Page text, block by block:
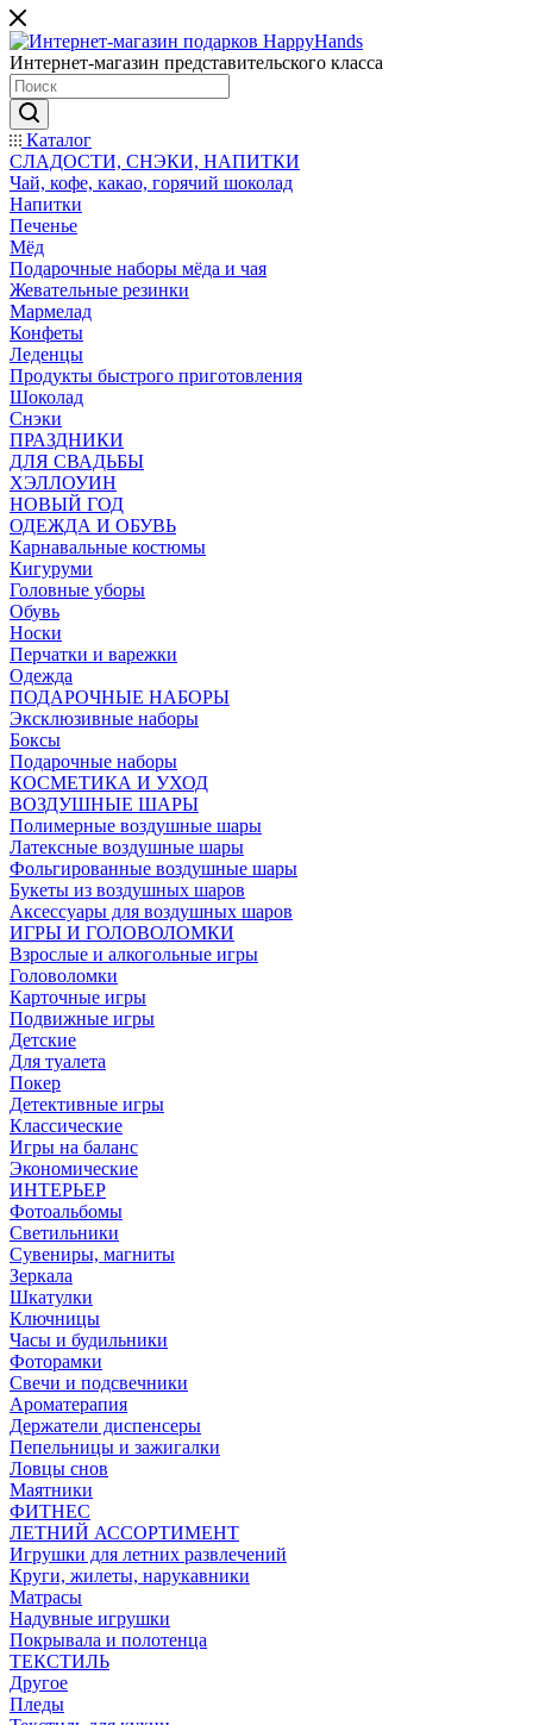
Интернет-магазин представительского класса
Каталог
СЛАДОСТИ, СНЭКИ, НАПИТКИ
Чай, кофе, какао, горячий шоколад
Напитки
Печенье
Мёд
Подарочные наборы мёда и чая
Жевательные резинки
Мармелад
Конфеты
Леденцы
Продукты быстрого приготовления
Шоколад
Снэки
ПРАЗДНИКИ
ДЛЯ СВАДЬБЫ
ХЭЛЛОУИН
НОВЫЙ ГОД
ОДЕЖДА И ОБУВЬ
Карнавальные костюмы
Кигуруми
Головные уборы
Обувь
Носки
Перчатки и варежки
Одежда
ПОДАРОЧНЫЕ НАБОРЫ
Эксклюзивные наборы
Боксы
Подарочные наборы
КОСМЕТИКА И УХОД
ВОЗДУШНЫЕ ШАРЫ
Полимерные воздушные шары
Латексные воздушные шары
Фольгированные воздушные шары
Букеты из воздушных шаров
Аксессуары для воздушных шаров
ИГРЫ И ГОЛОВОЛОМКИ
Взрослые и алкогольные игры
Головоломки
Карточные игры
Подвижные игры
Детские
Для туалета
Покер
Детективные игры
Классические
Игры на баланс
Экономические
ИНТЕРЬЕР
Фотоальбомы
Светильники
Сувениры, магниты
Зеркала
Шкатулки
Ключницы
Часы и будильники
Фоторамки
Свечи и подсвечники
Ароматерапия
Держатели диспенсеры
Пепельницы и зажигалки
Ловцы снов
Маятники
ФИТНЕС
ЛЕТНИЙ АССОРТИМЕНТ
Игрушки для летних развлечений
Круги, жилеты, нарукавники
Матрасы
Надувные игрушки
Покрывала и полотенца
ТЕКСТИЛЬ
Другое
Пледы